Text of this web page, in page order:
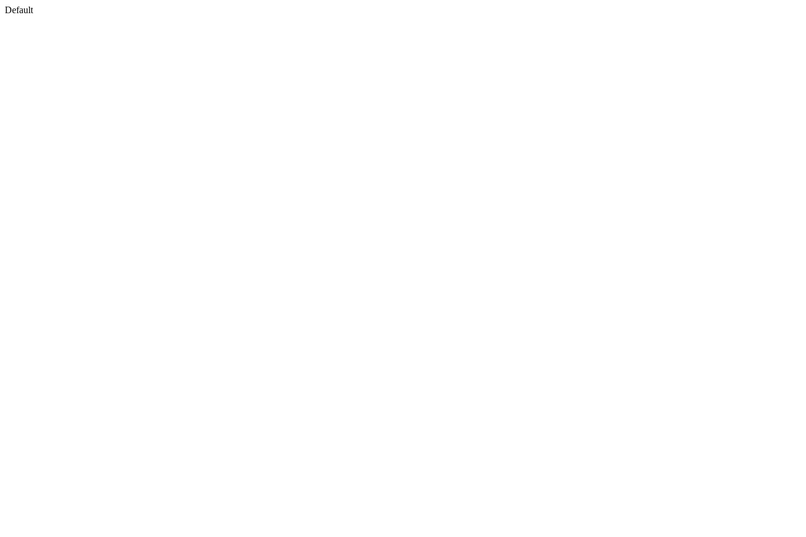
Default